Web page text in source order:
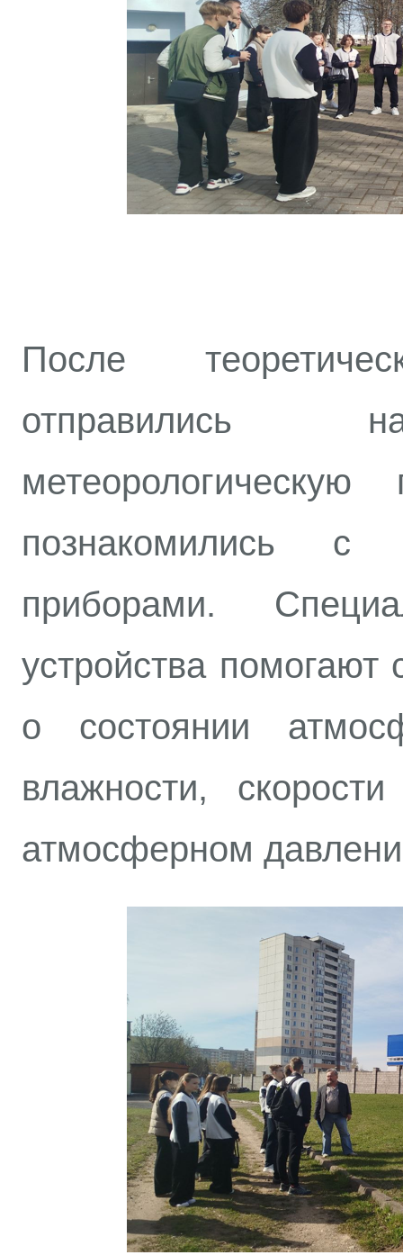
После
отправились
познакомились с
приборами.
устройства
о состоянии
влажности,
атмосферном